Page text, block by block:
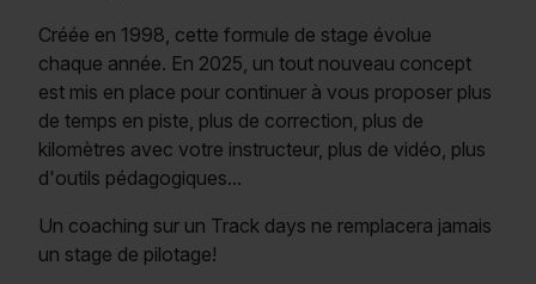
Créée en 1998, cette formule de stage évolue
chaque année. En 2025, un tout nouveau concept
est mis en place pour continuer à vous proposer plus
de temps en piste, plus de correction, plus de
kilomètres avec votre instructeur, plus de vidéo, plus
d'outils pédagogiques...
Un coaching sur un Track days ne remplacera jamais
un stage de pilotage!